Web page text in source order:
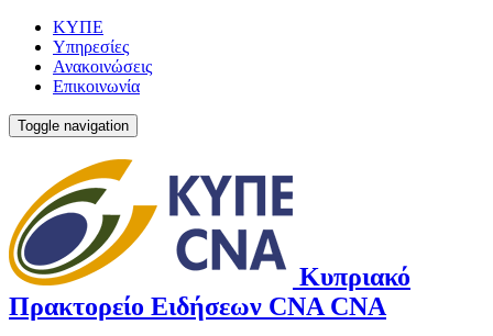
ΚΥΠΕ
Υπηρεσίες
Ανακοινώσεις
Επικοινωνία
Toggle navigation
Κυπριακό
Πρακτορείο Ειδήσεων CNA CNA